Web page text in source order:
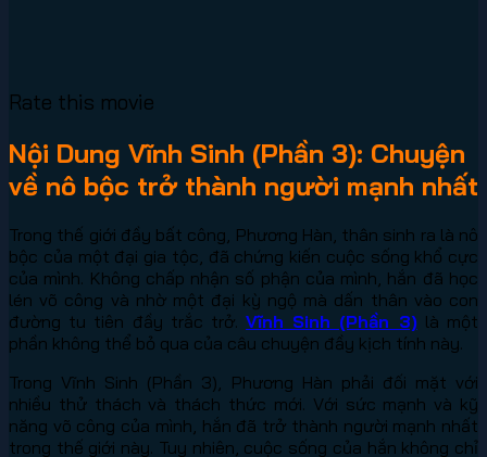
Rate this movie
Nội Dung Vĩnh Sinh (Phần 3): Chuyện
về nô bộc trở thành người mạnh nhất
Trong thế giới đầy bất công, Phương Hàn, thân sinh ra là nô
bộc của một đại gia tộc, đã chứng kiến cuộc sống khổ cực
của mình. Không chấp nhận số phận của mình, hắn đã học
lén võ công và nhờ một đại kỳ ngộ mà dấn thân vào con
đường tu tiên đầy trắc trở.Vĩnh Sinh (Phần 3)là một
phần không thể bỏ qua của câu chuyện đầy kịch tính này.
Trong Vĩnh Sinh (Phần 3), Phương Hàn phải đối mặt với
nhiều thử thách và thách thức mới. Với sức mạnh và kỹ
năng võ công của mình, hắn đã trở thành người mạnh nhất
trong thế giới này. Tuy nhiên, cuộc sống của hắn không chỉ